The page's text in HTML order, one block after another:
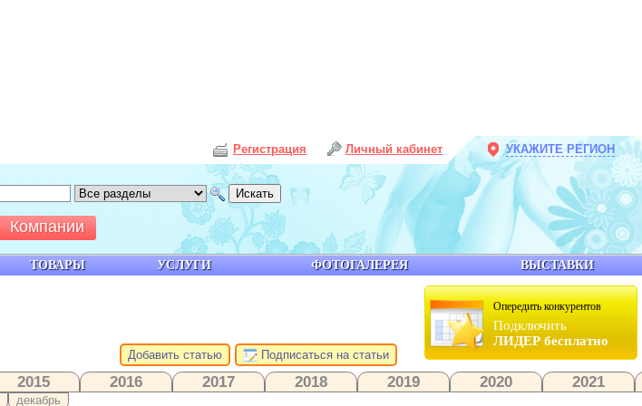
Опередить конкурентов
Подключить
ЛИДЕР бесплатно
Добавить статью
Подписаться на статьи
2015 2016 2017 2018 2019 2020 2021
декабрь
ТОВАРЫ УСЛУГИ ФОТОГАЛЕРЕЯ ВЫСТАВКИ
Компании
Личный кабинет
Регистрация УКАЖИТЕ РЕГИОН